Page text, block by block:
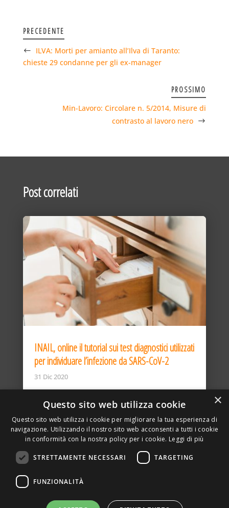
PRECEDENTE
ILVA: Morti per amianto all’Ilva di Taranto:
chieste 29 condanne per gli ex-manager
PROSSIMO
Min-Lavoro: Circolare n. 5/2014, Misure di
contrasto al lavoro nero
Post correlati
INAIL, online il tutorial sui test diagnostici utilizzati
per individuare l’infezione da SARS-CoV-2
31 Dic 2020
DELLA TORRE, 15 – 20127 – MILANO – P. IVA
SITO REALIZZATO DA GRAFICAEFOTO WEB AGENCY –
×
Questo sito web utilizza cookie
Questo sito web utilizza i cookie per migliorare la tua esperienza di
navigazione. Utilizzando il nostro sito web acconsenti a tutti i cookie
in conformità con la nostra policy per i cookie. Leggi di più
STRETTAMENTE NECESSARI TARGETING
FUNZIONALITÀ